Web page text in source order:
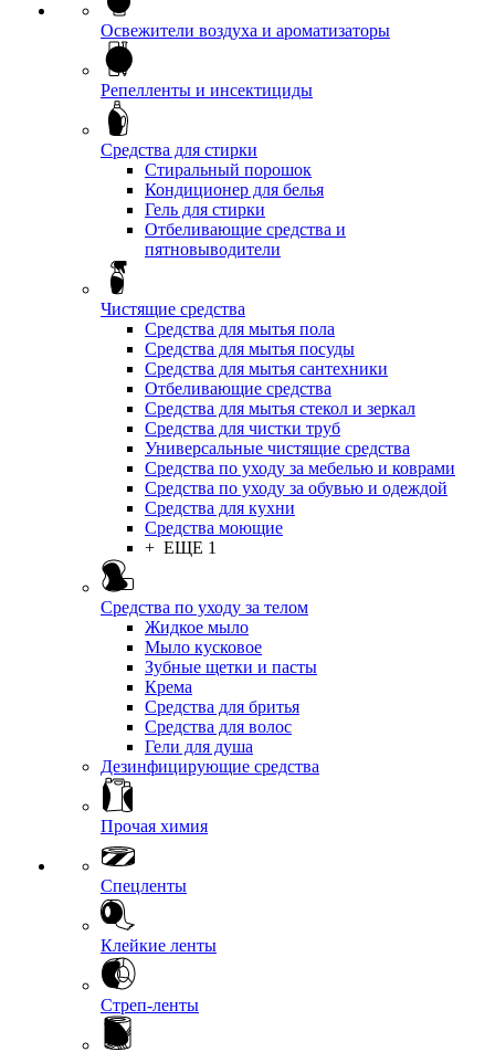
Освежители воздуха и ароматизаторы
Репелленты и инсектициды
Средства для стирки
Стиральный порошок
Кондиционер для белья
Гель для стирки
Отбеливающие средства и
пятновыводители
Чистящие средства
Средства для мытья пола
Средства для мытья посуды
Средства для мытья сантехники
Отбеливающие средства
Средства для мытья стекол и зеркал
Средства для чистки труб
Универсальные чистящие средства
Средства по уходу за мебелью и коврами
Средства по уходу за обувью и одеждой
Средства для кухни
Средства моющие
+ ЕЩЕ 1
Средства по уходу за телом
Жидкое мыло
Мыло кусковое
Зубные щетки и пасты
Крема
Средства для бритья
Средства для волос
Гели для душа
Дезинфицирующие средства
Прочая химия
Спецленты
Клейкие ленты
Стреп-ленты